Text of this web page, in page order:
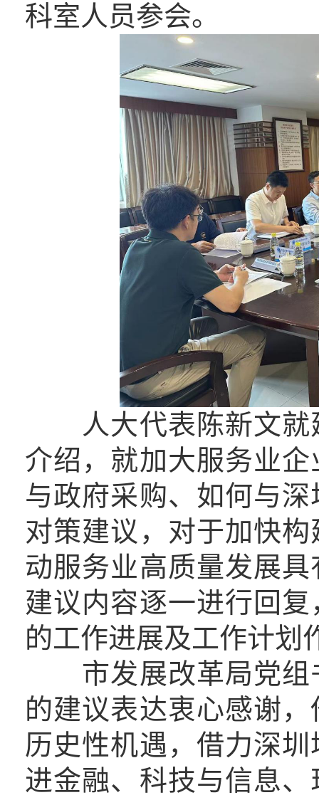
科室人员参会。
人大代表陈新文就
介绍，就加大服务业
与政府采购、如何与
对策建议，对于加快
动服务业高质量发展
建议内容逐一进行回
的工作进展及工作计划
市发展改革局党组
的建议表达衷心感谢
历史性机遇，借力深
进金融、科技与信息